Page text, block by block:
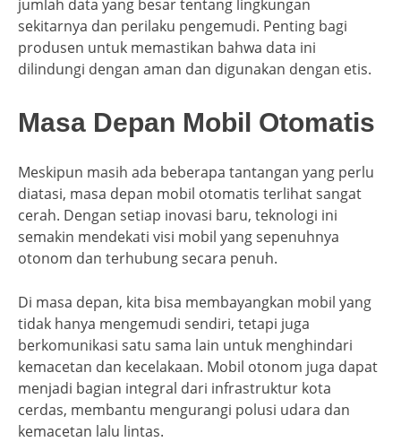
jumlah data yang besar tentang lingkungan
sekitarnya dan perilaku pengemudi. Penting bagi
produsen untuk memastikan bahwa data ini
dilindungi dengan aman dan digunakan dengan etis.
Masa Depan Mobil Otomatis
Meskipun masih ada beberapa tantangan yang perlu
diatasi, masa depan mobil otomatis terlihat sangat
cerah. Dengan setiap inovasi baru, teknologi ini
semakin mendekati visi mobil yang sepenuhnya
otonom dan terhubung secara penuh.
Di masa depan, kita bisa membayangkan mobil yang
tidak hanya mengemudi sendiri, tetapi juga
berkomunikasi satu sama lain untuk menghindari
kemacetan dan kecelakaan. Mobil otonom juga dapat
menjadi bagian integral dari infrastruktur kota
cerdas, membantu mengurangi polusi udara dan
kemacetan lalu lintas.